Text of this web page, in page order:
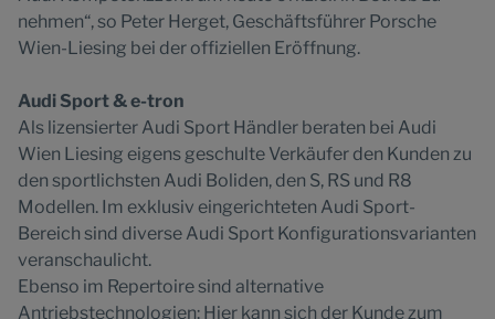
nehmen“, so Peter Herget, Geschäftsführer Porsche
Wien-Liesing bei der offiziellen Eröffnung.
Audi Sport & e-tron
Als lizensierter Audi Sport Händler beraten bei Audi
Wien Liesing eigens geschulte Verkäufer den Kunden zu
den sportlichsten Audi Boliden, den S, RS und R8
Modellen. Im exklusiv eingerichteten Audi Sport-
Bereich sind diverse Audi Sport Konfigurationsvarianten
veranschaulicht.
Ebenso im Repertoire sind alternative
Antriebstechnologien: Hier kann sich der Kunde zum